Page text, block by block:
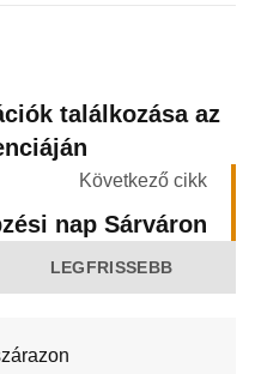
találkozása az
Következő cikk
nap Sárváron
LEGFRISSEBB